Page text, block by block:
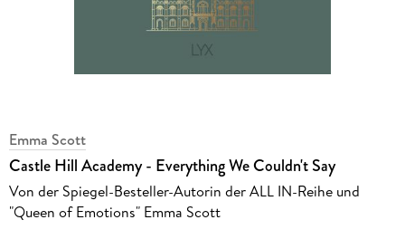
Emma Scott
Castle Hill Academy - Everything We Couldn't Say
Von der Spiegel-Besteller-Autorin der ALL IN-Reihe und
"Queen of Emotions" Emma Scott